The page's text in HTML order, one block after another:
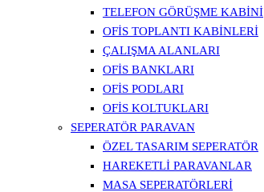
TELEFON GÖRÜŞME KABINI
OFIS TOPLANTI KABINLERI
ÇALIŞMA ALANLARI
OFIS BANKLARI
OFIS PODLARI
OFIS KOLTUKLARI
SEPERATÖR PARAVAN
ÖZEL TASARIM SEPERATÖR
HAREKETLI PARAVANLAR
MASA SEPERATÖRLERI